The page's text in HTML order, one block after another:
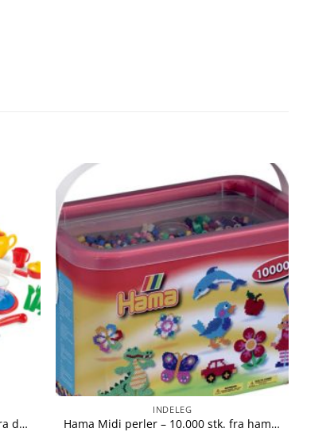
Dantoy stort køkkensæt – 59 dele fra dantoy 5701217042566
INDELEG
Hama Midi perler – 10.000 stk. fra hama 28178202002